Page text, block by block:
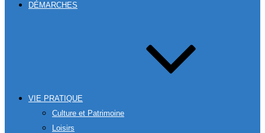
DÉMARCHES
VIE PRATIQUE
Culture et Patrimoine
Loisirs